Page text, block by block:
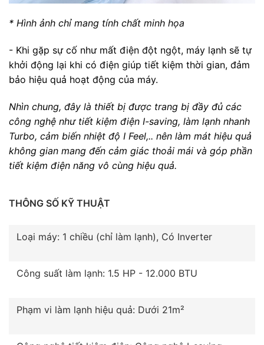
* Hình ảnh chỉ mang tính chất minh họa
- Khi gặp sự cố như mất điện đột ngột, máy lạnh sẽ tự
khởi động lại khi có điện giúp tiết kiệm thời gian, đảm
bảo hiệu quả hoạt động của máy.
Nhìn chung, đây là thiết bị được trang bị đầy đủ các
công nghệ như tiết kiệm điện I-saving, làm lạnh nhanh
Turbo, cảm biến nhiệt độ I Feel,.. nên làm mát hiệu quả
không gian mang đến cảm giác thoải mái và góp phần
tiết kiệm điện năng vô cùng hiệu quả.
THÔNG SỐ KỸ THUẬT
Loại máy: 1 chiều (chỉ làm lạnh), Có Inverter
Công suất làm lạnh: 1.5 HP - 12.000 BTU
Phạm vi làm lạnh hiệu quả: Dưới 21m²